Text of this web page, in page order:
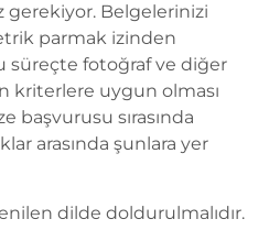
gerekiyor. Belgelerinizi
parmak izinden
süreçte fotoğraf ve diğer
kriterlere uygun olması
başvurusu sırasında
arasında şunlara yer
dilde doldurulmalıdır.